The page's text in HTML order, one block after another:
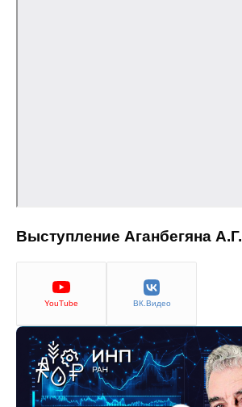
Выступление Аганбегяна А.Г.
YouTube ВК.Видео